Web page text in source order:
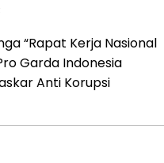
“Rapat Kerja Nasional
Garda Indonesia
Anti Korupsi